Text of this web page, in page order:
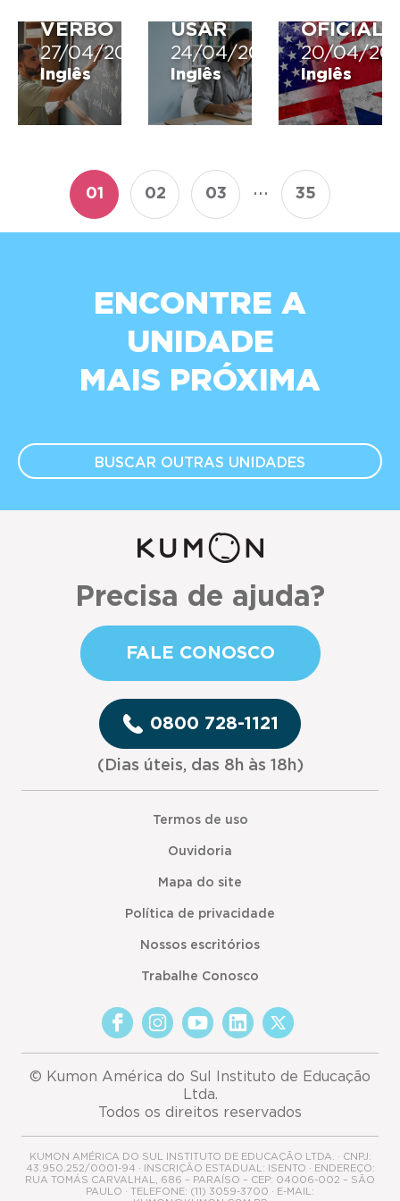
VERBO
27/04/2026
Inglês
USAR
24/04/2026
Inglês
OFICIAL
20/04/
Inglês
01 02 03 ... 35
ENCONTRE A
UNIDADE
MAIS PRÓXIMA
BUSCAR OUTRAS UNIDADES
Precisa de ajuda?
FALE CONOSCO
0800 728-1121
(Dias úteis, das 8h às 18h)
Termos de uso
Ouvidoria
Mapa do site
Política de privacidade
Nossos escritórios
Trabalhe Conosco
© Kumon América do Sul Instituto de Educação
Ltda.
Todos os direitos reservados
KUMON AMÉRICA DO SUL INSTITUTO DE EDUCAÇÃO LTDA. · CNPJ:
43.950.252/0001-94 · INSCRIÇÃO ESTADUAL: ISENTO · ENDEREÇO:
RUA TOMÁS CARVALHAL, 686 – PARAÍSO – CEP: 04006-002 – SÃO
PAULO · TELEFONE: (11) 3059-3700 · E-MAIL: